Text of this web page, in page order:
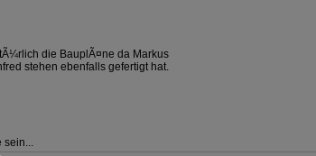
die BauplÃ¤ne da Markus
stehen ebenfalls gefertigt hat.
sein...